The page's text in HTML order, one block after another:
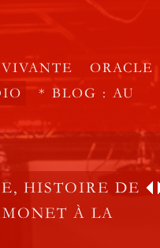
ORACLE
* BLOG : AU
HISTOIRE DE
À LA